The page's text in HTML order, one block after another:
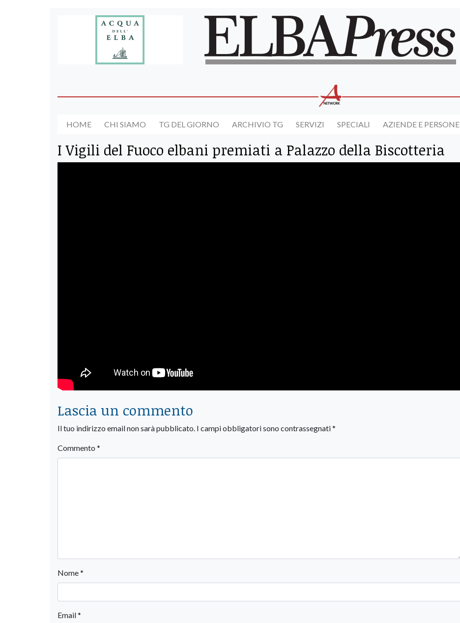
HOME CHI SIAMO TG DEL GIORNO ARCHIVIO TG SERVIZI SPECIALI AZIENDE E PERSONE
I Vigili del Fuoco elbani premiati a Palazzo della Biscotteria
Lascia un commento
Il tuo indirizzo email non sarà pubblicato. I campi obbligatori sono contrassegnati*
Commento *
Nome*
Email*